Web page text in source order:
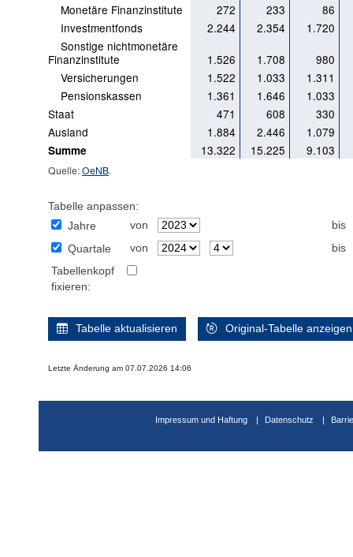
Monetäre Finanzinstitute
272 233
86
Investmentfonds
2.244 2.354
1.720
Sonstige nichtmonetäre
Finanzinstitute
1.526 1.708
980
Versicherungen
1.522 1.033
1.311
Pensionskassen
1.361 1.646
1.033
Staat
471 608
330
Ausland
1.884 2.446 1.079
Summe 13.322 15.225 9.103
Quelle:OeNB.
Tabelle anpassen:
Jahre
von
bis
Quartale
von
bis
Tabellenkopf
fixieren:
Tabelle aktualisieren Original-Tabelle anzeigen
Letzte Änderung am 07.07.2026 14:06
Impressum und Haftung Datenschutz